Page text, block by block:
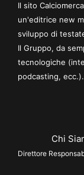
Il sito
un'editrice new
sviluppo di
Il Gruppo, da
tecnologiche
podcasting, ecc.).
Chi
Direttore